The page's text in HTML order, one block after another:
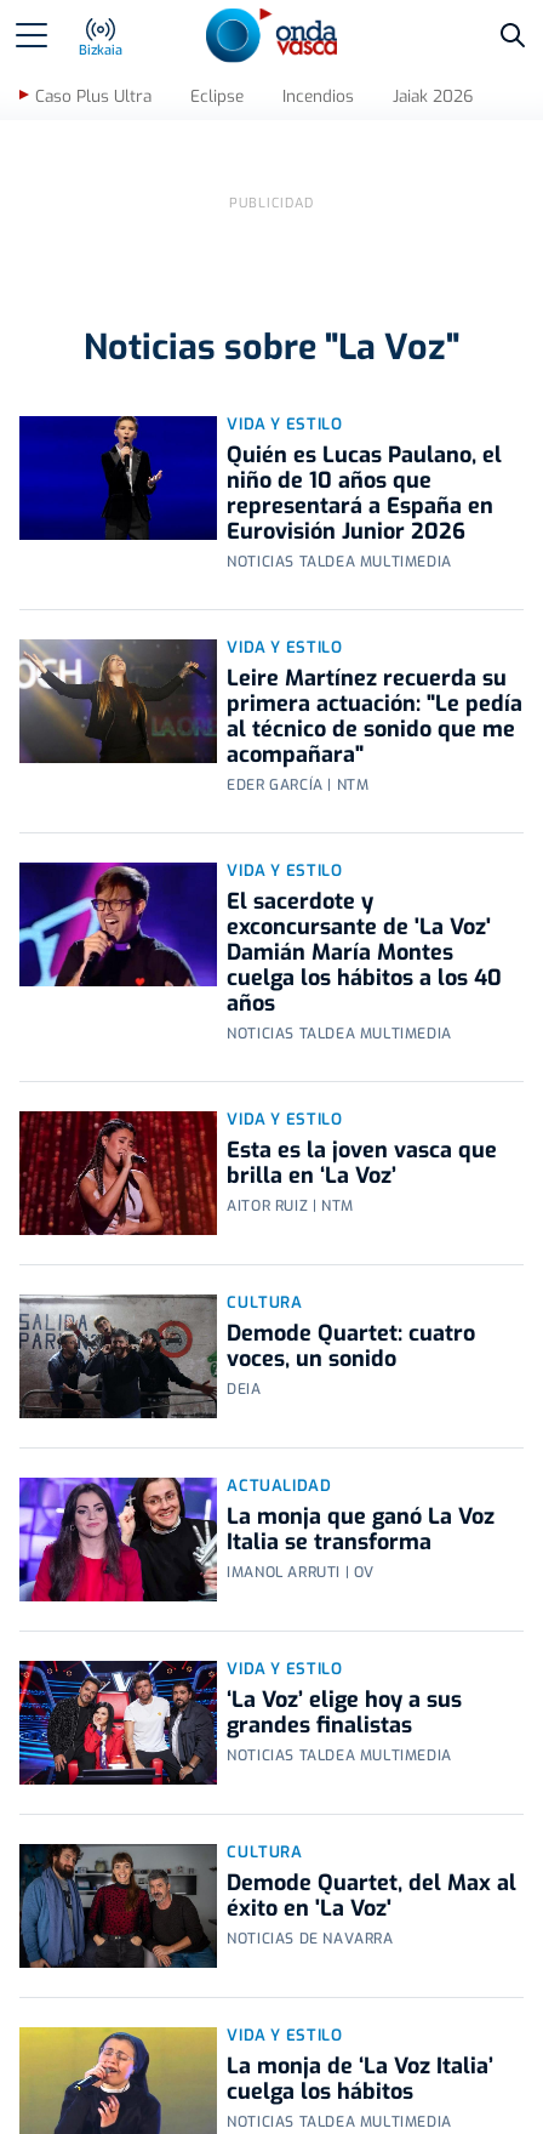
Bizkaia
Caso Plus Ultra Eclipse Incendios Jaiak 2026
Noticias sobre "La Voz"
VIDA Y ESTILO
Quién es Lucas Paulano, el
niño de 10 años que
representará a España en
Eurovisión Junior 2026
NOTICIAS TALDEA MULTIMEDIA
VIDA Y ESTILO
Leire Martínez recuerda su
primera actuación: "Le pedía
al técnico de sonido que me
acompañara"
EDER GARCÍA | NTM
VIDA Y ESTILO
El sacerdote y
exconcursante de 'La Voz'
Damián María Montes
cuelga los hábitos a los 40
años
NOTICIAS TALDEA MULTIMEDIA
VIDA Y ESTILO
Esta es la joven vasca que
brilla en ‘La Voz’
AITOR RUIZ | NTM
CULTURA
Demode Quartet: cuatro
voces, un sonido
DEIA
ACTUALIDAD
La monja que ganó La Voz
Italia se transforma
IMANOL ARRUTI | OV
VIDA Y ESTILO
‘La Voz’ elige hoy a sus
grandes finalistas
NOTICIAS TALDEA MULTIMEDIA
CULTURA
Demode Quartet, del Max al
éxito en 'La Voz'
NOTICIAS DE NAVARRA
VIDA Y ESTILO
La monja de ‘La Voz Italia’
cuelga los hábitos
NOTICIAS TALDEA MULTIMEDIA